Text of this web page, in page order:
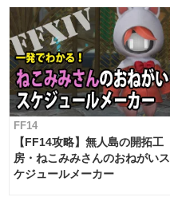
FF14
【FF14攻略】無人島の開拓工
房・ねこみみさんのおねがいス
ケジュールメーカー